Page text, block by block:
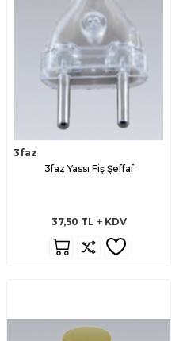
3faz
3faz Yassı Fiş Şeffaf
37,50 TL KDV